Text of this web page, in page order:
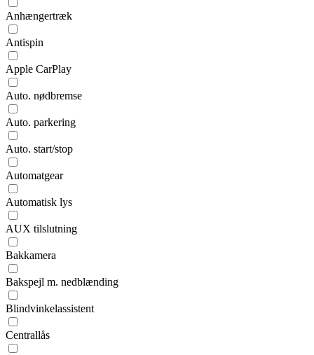
Anhængertræk
Antispin
Apple CarPlay
Auto. nødbremse
Auto. parkering
Auto. start/stop
Automatgear
Automatisk lys
AUX tilslutning
Bakkamera
Bakspejl m. nedblænding
Blindvinkelassistent
Centrallås